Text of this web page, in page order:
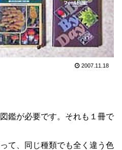
2007.11.18
鑑が必要です。それも１冊で
て、同じ種類でも全く違う色